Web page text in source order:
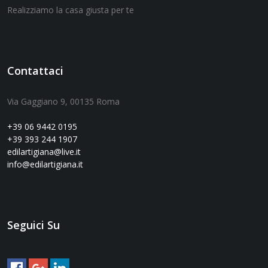
Realizziamo la casa giusta per te
Contattaci
Via Gaggiano 9, 00135 Roma
+39 06 9442 0195
+39 393 244 1907
edilartigiana@live.it
info@edilartigiana.it
Seguici Su